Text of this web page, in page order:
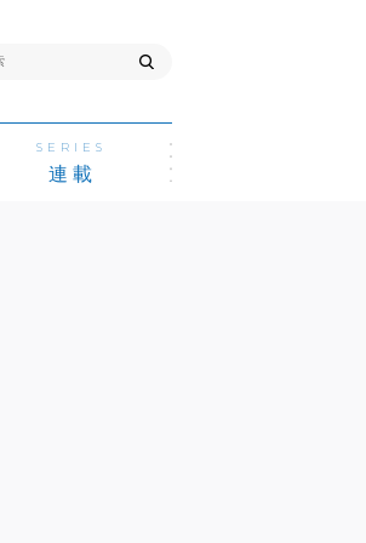
SERIES
連載